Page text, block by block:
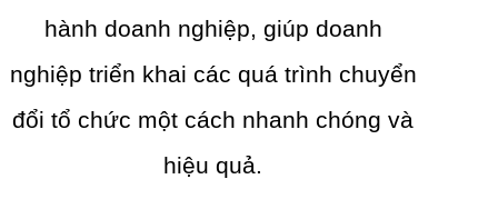
hành doanh nghiệp, giúp doanh
nghiệp triển khai các quá trình chuyển
đổi tổ chức một cách nhanh chóng và
hiệu quả.